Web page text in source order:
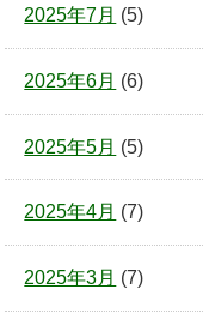
2025年7月 (5)
2025年6月 (6)
2025年5月 (5)
2025年4月 (7)
2025年3月 (7)